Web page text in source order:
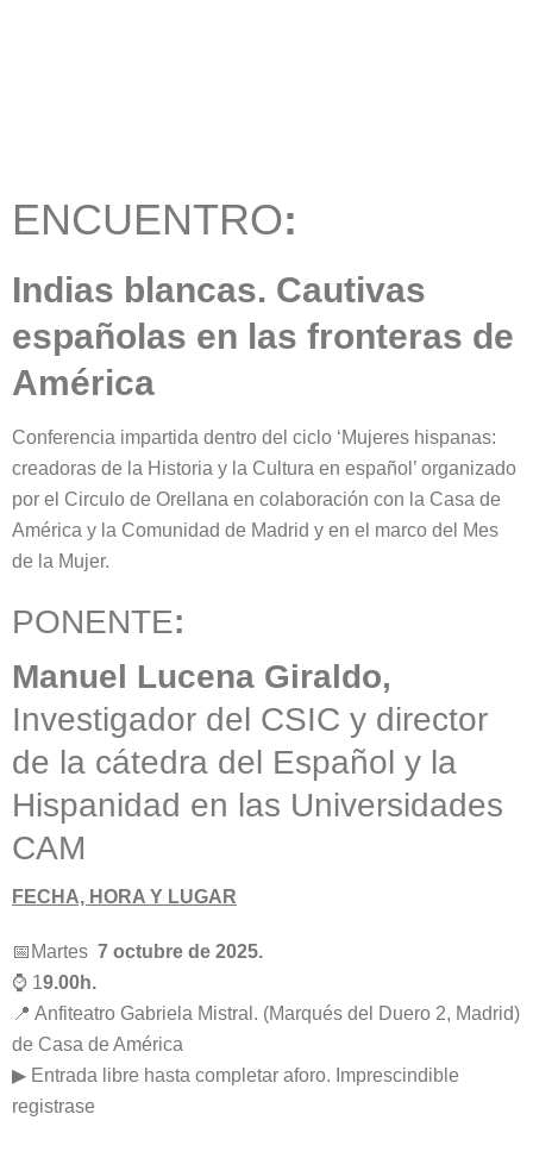
ENCUENTRO:
Indias blancas. Cautivas
españolas en las fronteras de
América
Conferencia impartida dentro del ciclo ‘Mujeres hispanas:
creadoras de la Historia y la Cultura en español’ organizado
por el Circulo de Orellana en colaboración con la Casa de
América y la Comunidad de Madrid y en el marco del Mes
de la Mujer.
PONENTE:
Manuel Lucena Giraldo,
Investigador del CSIC y director
de la cátedra del Español y la
Hispanidad en las Universidades
CAM
FECHA, HORA Y LUGAR
📅Martes 7 octubre de 2025.
⌚ 19.00h.
📍 Anfiteatro Gabriela Mistral. (Marqués del Duero 2, Madrid)
de Casa de América
▶ Entrada libre hasta completar aforo. Imprescindible
registrase